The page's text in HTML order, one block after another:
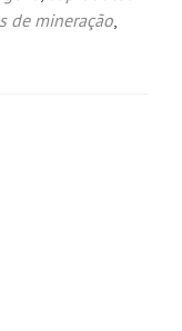
de mineração,